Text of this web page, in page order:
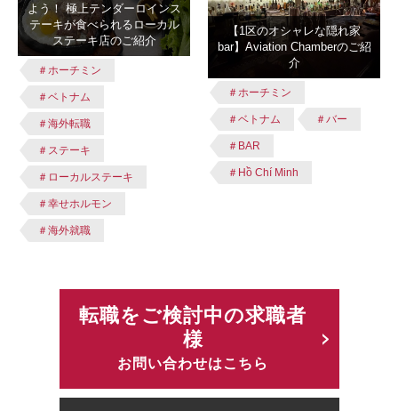
よう！ 極上テンダーロインス
テーキが食べられるローカル
ステーキ店のご紹介
＃ホーチミン
＃ベトナム
＃海外転職
＃ステーキ
＃ローカルステーキ
＃幸せホルモン
＃海外就職
【1区のオシャレな隠れ家
bar】Aviation Chamberのご紹
介
＃ホーチミン
＃ベトナム ＃バー
＃BAR
＃Hồ Chí Minh
転職をご検討中の求職者
様
お問い合わせはこちら